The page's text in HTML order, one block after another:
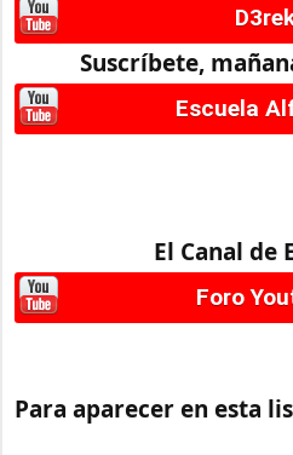
Suscríbete,
Escuela
El Canal de
Foro
Para aparecer en esta